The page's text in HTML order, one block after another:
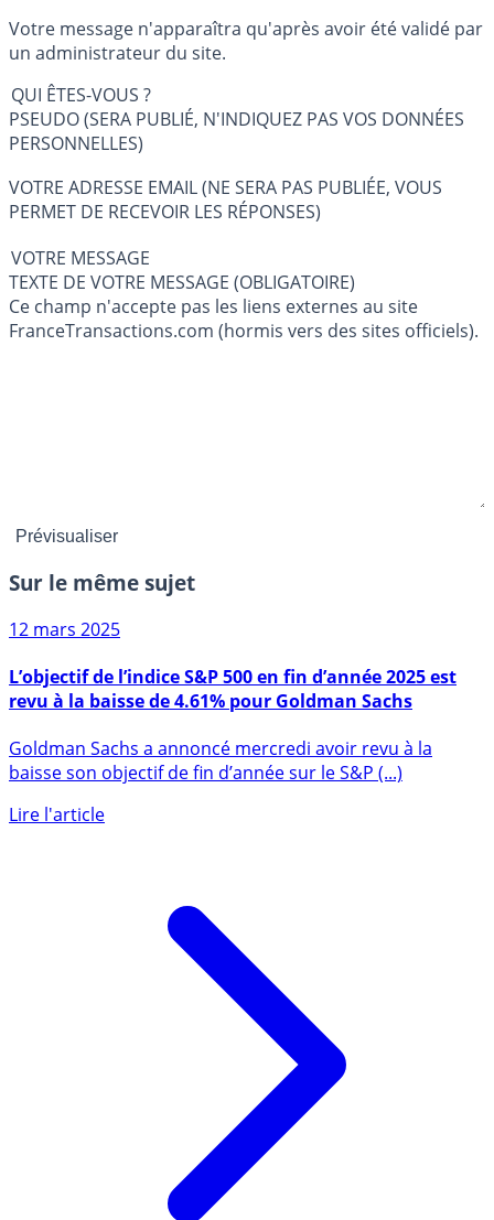
Votre message n'apparaîtra qu'après avoir été validé par
un administrateur du site.
QUI ÊTES-VOUS ?
PSEUDO (SERA PUBLIÉ, N'INDIQUEZ PAS VOS DONNÉES
PERSONNELLES)
VOTRE ADRESSE EMAIL (NE SERA PAS PUBLIÉE, VOUS
PERMET DE RECEVOIR LES RÉPONSES)
VOTRE MESSAGE
TEXTE DE VOTRE MESSAGE (OBLIGATOIRE)
Ce champ n'accepte pas les liens externes au site
FranceTransactions.com (hormis vers des sites officiels).
Sur le même sujet
12 mars 2025
revu à la baisse de 4.61% pour Goldman Sachs
baisse son objectif de fin d’année sur le S&P (...)